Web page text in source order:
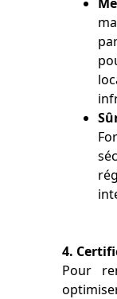
4.
Pour